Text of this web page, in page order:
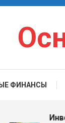
ФИНАНСЫ